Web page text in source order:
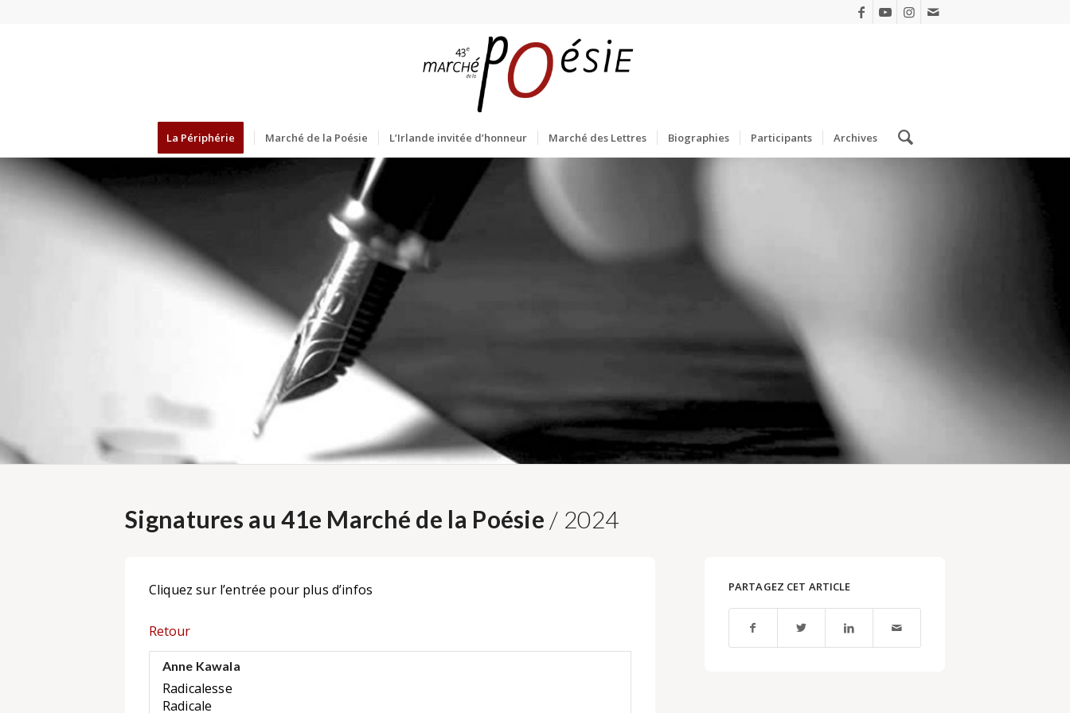
La Périphérie Marché de la Poésie L’Irlande invitée d’honneur Marché des Lettres Biographies Participants Archives
Signatures au 41e Marché de la Poésie / 2024
Cliquez sur l’entrée pour plus d’infos
Retour
Anne Kawala
Radicalesse
Radicale
PARTAGEZ CET ARTICLE